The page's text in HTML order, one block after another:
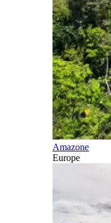
Amazone
Europe